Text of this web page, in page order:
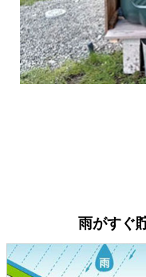
していきたいと思い
雨がすぐ